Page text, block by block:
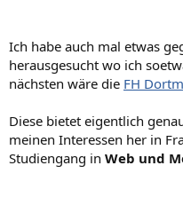
Ich habe auch mal etwas
herausgesucht wo ich
nächsten wäre die FH
Diese bietet eigentlich
meinen Interessen her in
Studiengang in Web und